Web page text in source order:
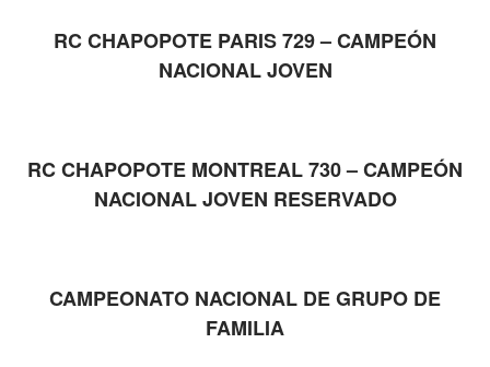
RC CHAPOPOTE PARIS 729 – CAMPEÓN
NACIONAL JOVEN
RC CHAPOPOTE MONTREAL 730 – CAMPEÓN
NACIONAL JOVEN RESERVADO
CAMPEONATO NACIONAL DE GRUPO DE
FAMILIA